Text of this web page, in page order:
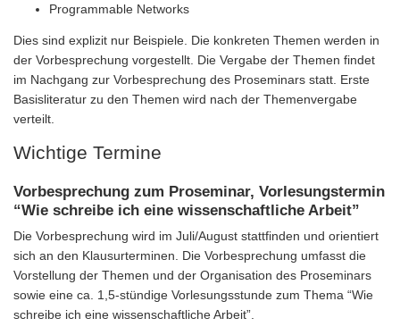
Programmable Networks
Dies sind explizit nur Beispiele. Die konkreten Themen werden in
der Vorbesprechung vorgestellt. Die Vergabe der Themen findet
im Nachgang zur Vorbesprechung des Proseminars statt. Erste
Basisliteratur zu den Themen wird nach der Themenvergabe
verteilt.
Wichtige Termine
Vorbesprechung zum Proseminar, Vorlesungstermin
“Wie schreibe ich eine wissenschaftliche Arbeit”
Die Vorbesprechung wird im Juli/August stattfinden und orientiert
sich an den Klausurterminen. Die Vorbesprechung umfasst die
Vorstellung der Themen und der Organisation des Proseminars
sowie eine ca. 1,5-stündige Vorlesungsstunde zum Thema “Wie
schreibe ich eine wissenschaftliche Arbeit”.